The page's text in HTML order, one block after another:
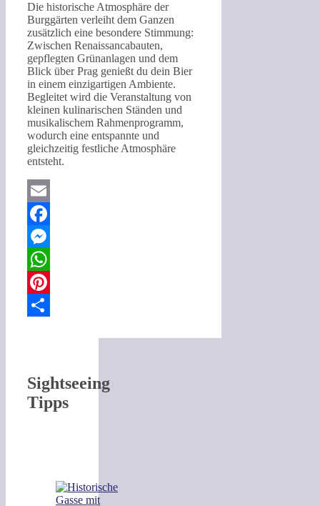
Die historische Atmosphäre der
Burggärten verleiht dem Ganzen
zusätzlich eine besondere Stimmung:
Zwischen Renaissancabauten,
gepflegten Grünanlagen und dem
Blick über Prag genießt du dein Bier
in einem einzigartigen Ambiente.
Begleitet wird die Veranstaltung von
kleinen kulinarischen Ständen und
musikalischem Rahmenprogramm,
wodurch eine entspannte und
gleichzeitig festliche Atmosphäre
entsteht.
Email
Facebook
Messenger
WhatsApp
Pinterest
Sightseeing
Tipps